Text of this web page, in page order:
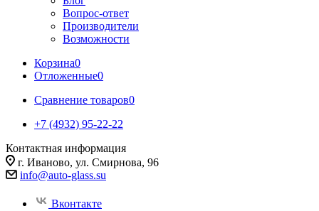
Вопрос-ответ
Производители
Возможности
Корзина0
Отложенные0
Сравнение товаров0
+7 (4932) 95-22-22
Контактная информация
г. Иваново, ул. Смирнова, 96
info@auto-glass.su
Вконтакте